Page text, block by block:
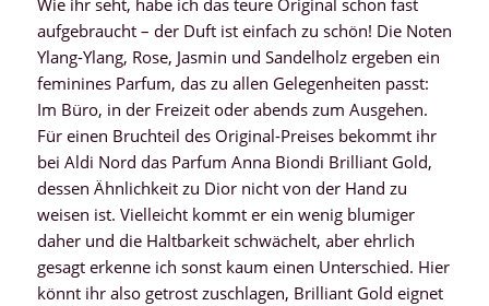
aufgebraucht – der Duft ist einfach zu schön! Die Noten
Ylang-Ylang, Rose, Jasmin und Sandelholz ergeben ein
feminines Parfum, das zu allen Gelegenheiten passt:
Im Büro, in der Freizeit oder abends zum Ausgehen.
Für einen Bruchteil des Original-Preises bekommt ihr
bei Aldi Nord das Parfum Anna Biondi Brilliant Gold,
dessen Ähnlichkeit zu Dior nicht von der Hand zu
weisen ist. Vielleicht kommt er ein wenig blumiger
daher und die Haltbarkeit schwächelt, aber ehrlich
gesagt erkenne ich sonst kaum einen Unterschied. Hier
könnt ihr also getrost zuschlagen, Brilliant Gold eignet